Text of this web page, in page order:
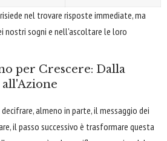
nel trovare risposte immediate, ma
nostri sogni e nell'ascoltare le loro
per Crescere: Dalla
all'Azione
almeno in parte, il messaggio dei
il passo successivo è trasformare questa